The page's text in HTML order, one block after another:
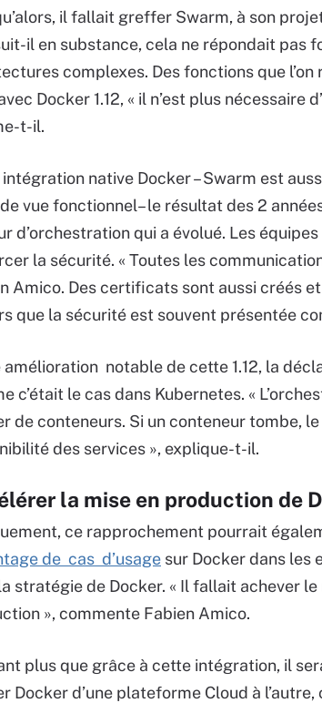
il fallait greffer Swarm, à son
il en substance, cela ne répondait pas
complexes. Des fonctions que
Docker 1.12, « il n’est plus nécessaire
t-il.
native Docker – Swarm est
vue fonctionnel– le résultat des 2
d’orchestration qui a évolué. Les
la sécurité. « Toutes les
Amico. Des certificats sont aussi créés
que la sécurité est souvent présentée
notable de cette 1.12, la
c’était le cas dans Kubernetes. «
de conteneurs. Si un conteneur tombe,
des services », explique-t-il.
la mise en production de
ce rapprochement pourrait
de cas d’usage sur Docker dans les
stratégie de Docker. « Il fallait achever
», commente Fabien Amico.
plus que grâce à cette intégration, il
Docker d’une plateforme Cloud à